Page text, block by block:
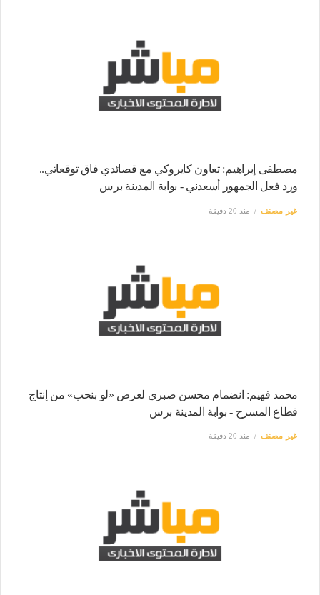
مصطفى إبراهيم: تعاون كايروكي مع قصائدي فاق توقعاتي..
ورد فعل الجمهور أسعدني - بوابة المدينة برس
غير مصنف منذ 20 دقيقة
محمد فهيم: انضمام محسن صبري لعرض «لو بنحب» من إنتاج
قطاع المسرح - بوابة المدينة برس
غير مصنف منذ 20 دقيقة